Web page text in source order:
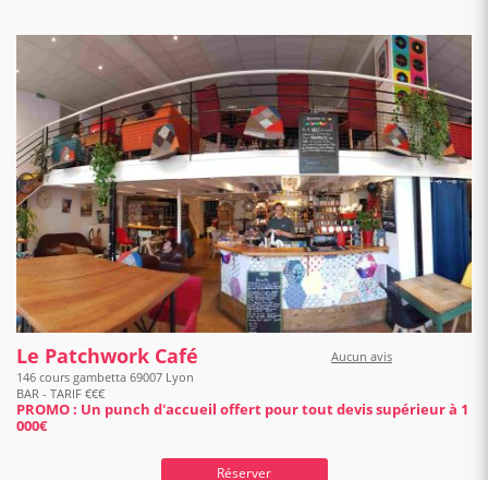
Le Patchwork Café
Aucun avis
146 cours gambetta 69007 Lyon
BAR - TARIF €€€
PROMO : Un punch d'accueil offert pour tout devis supérieur à 1
000€
Réserver